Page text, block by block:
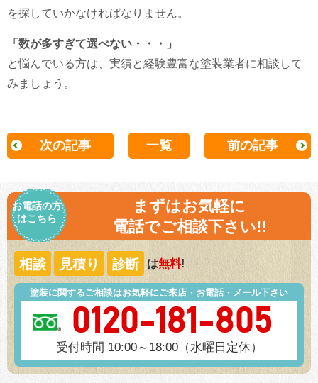
を探していかなければなりません。
「数が多すぎて選べない・・・」
と悩んでいる方は、実績と経験豊富な塗装業者に相談して
みましょう。
次の記事 一覧 前の記事
お電話の方
はこちら
まずはお気軽に
電話でご相談下さい!!
相談 見積り 診断 は無料!
塗装に関するご相談はお気軽にご来店・お電話・メール下さい
0120-181-805
受付時間 10:00～18:00（水曜日定休）